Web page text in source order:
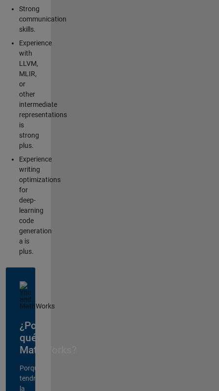
Strong
communication
skills.
Experience
with
LLVM,
MLIR,
or
other
intermediate
representations
is
strong
plus.
Experience
writing
optimizations
for
deep-
learning
code
generation
a is
plus.
¿Por
qué
MathWorks?
Porque
tendrá
la